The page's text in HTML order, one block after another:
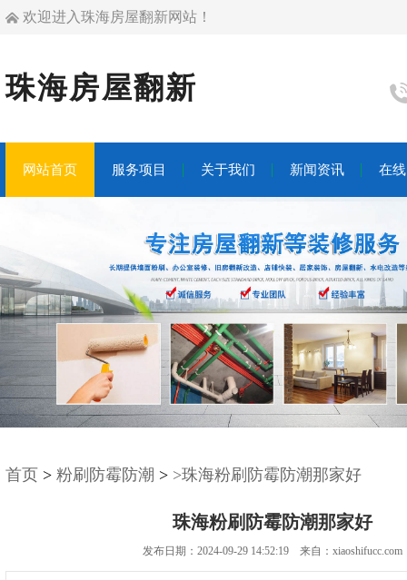
欢迎进入珠海房屋翻新网站！
珠海房屋翻新
网站首页 服务项目 关于我们 新闻资讯 在
首页 > 粉刷防霉防潮 > >珠海粉刷防霉防潮那家好
珠海粉刷防霉防潮那家好
发布日期：2024-09-29 14:52:19 来自：xiaoshifucc.com